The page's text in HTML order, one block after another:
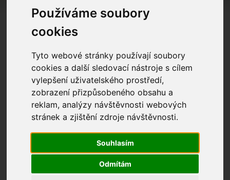
Používáme soubory
cookies
Tyto webové stránky používají soubory
cookies a další sledovací nástroje s cílem
vylepšení uživatelského prostředí,
zobrazení přizpůsobeného obsahu a
reklam, analýzy návštěvnosti webových
stránek a zjištění zdroje návštěvnosti.
Souhlasím
Odmítám